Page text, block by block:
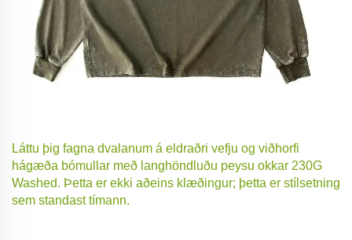
Láttu þig fagna dvalanum á eldraðri vefju og viðhorfi
hágæða bómullar með langhöndluðu peysu okkar 230G
Washed. Þetta er ekki aðeins klæðingur; þetta er stílsetning
sem standast tímann.